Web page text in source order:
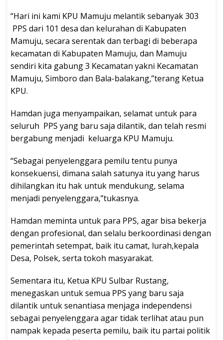
“Hari ini kami KPU Mamuju melantik sebanyak 303
PPS dari 101 desa dan kelurahan di Kabupaten
Mamuju, secara serentak dan terbagi di beberapa
kecamatan di Kabupaten Mamuju, dan Mamuju
sendiri kita gabung 3 Kecamatan yakni Kecamatan
Mamuju, Simboro dan Bala-balakang,”terang Ketua
KPU.
Hamdan juga menyampaikan, selamat untuk para
seluruh PPS yang baru saja dilantik, dan telah resmi
bergabung menjadi keluarga KPU Mamuju.
“Sebagai penyelenggara pemilu tentu punya
konsekuensi, dimana salah satunya itu yang harus
dihilangkan itu hak untuk mendukung, selama
menjadi penyelenggara,”tukasnya.
Hamdan meminta untuk para PPS, agar bisa bekerja
dengan profesional, dan selalu berkoordinasi dengan
pemerintah setempat, baik itu camat, lurah,kepala
Desa, Polsek, serta tokoh masyarakat.
Sementara itu, Ketua KPU Sulbar Rustang,
menegaskan untuk semua PPS yang baru saja
dilantik untuk senantiasa menjaga independensi
sebagai penyelenggara agar tidak terlihat atau pun
nampak kepada peserta pemilu, baik itu partai politik